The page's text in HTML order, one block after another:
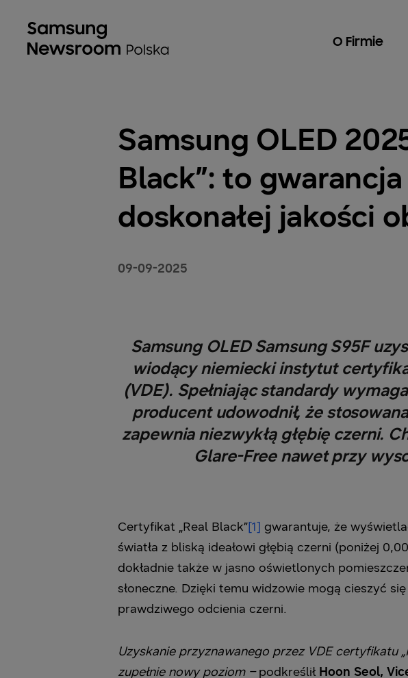
O Firmie
Samsung OLED
Black”: to
doskonałej jakości
09-09-2025
Samsung OLED Samsung S95F
wiodący niemiecki instytut
(VDE). Spełniając standardy
producent udowodnił, że
zapewnia niezwykłą głębię czerni.
Glare-Free nawet przy
Certyfikat „Real Black”[1] gwarantuje, że
światła z bliską ideałowi głębią czerni (poniżej
dokładnie także w jasno oświetlonych
słoneczne. Dzięki temu widzowie mogą cieszyć
prawdziwego odcienia czerni.
Uzyskanie przyznawanego przez VDE certyfikatu
zupełnie nowy poziom –podkreślił Hoon Seol,